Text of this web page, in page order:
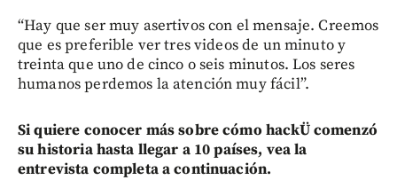
“Hay que ser muy asertivos con el mensaje. Creemos
que es preferible ver tres videos de un minuto y
treinta que uno de cinco o seis minutos. Los seres
humanos perdemos la atención muy fácil”.
Si quiere conocer más sobre cómo hackÜ comenzó
su historia hasta llegar a 10 países, vea la
entrevista completa a continuación.